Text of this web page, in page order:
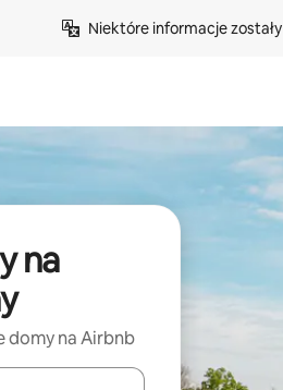
Niektóre informacje
na
domy na Airbnb